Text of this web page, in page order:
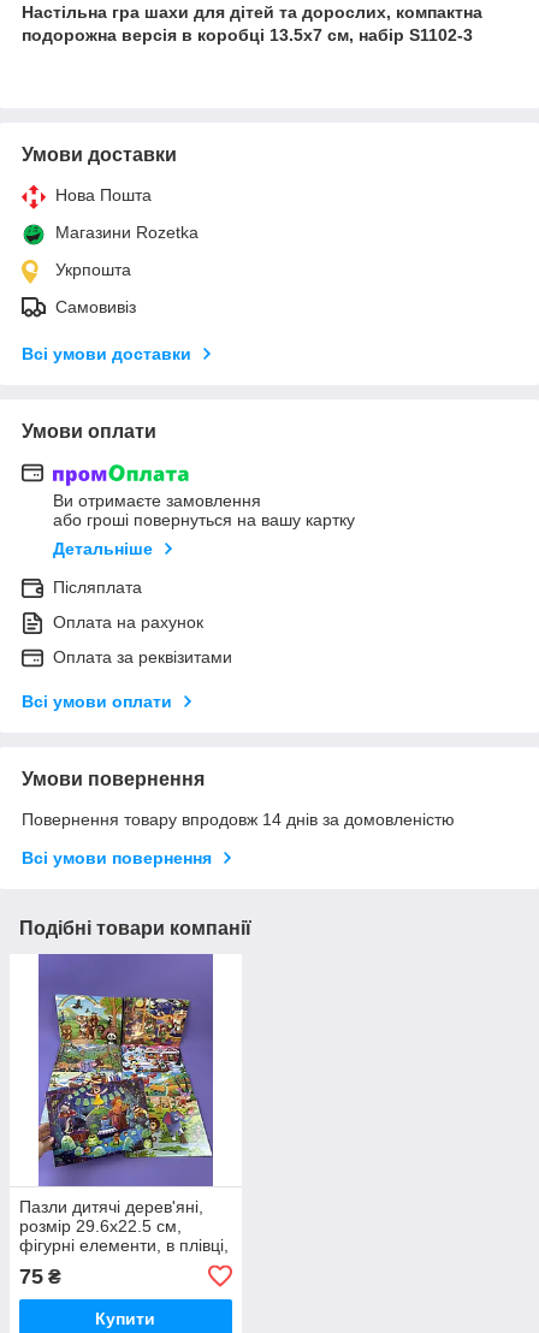
Настільна гра шахи для дітей та дорослих, компактна
подорожна версія в коробці 13.5х7 см, набір S1102-3
Умови доставки
Нова Пошта
Магазини Rozetka
Укрпошта
Самовивіз
Всі умови доставки
Умови оплати
Ви отримаєте замовлення
або гроші повернуться на вашу картку
Детальніше
Післяплата
Оплата на рахунок
Оплата за реквізитами
Всі умови оплати
Умови повернення
Повернення товару впродовж 14 днів за домовленістю
Всі умови повернення
Подібні товари компанії
Пазли дитячі дерев'яні,
розмір 29.6х22.5 см,
фігурні елементи, в плівці,
75 ₴
Купити